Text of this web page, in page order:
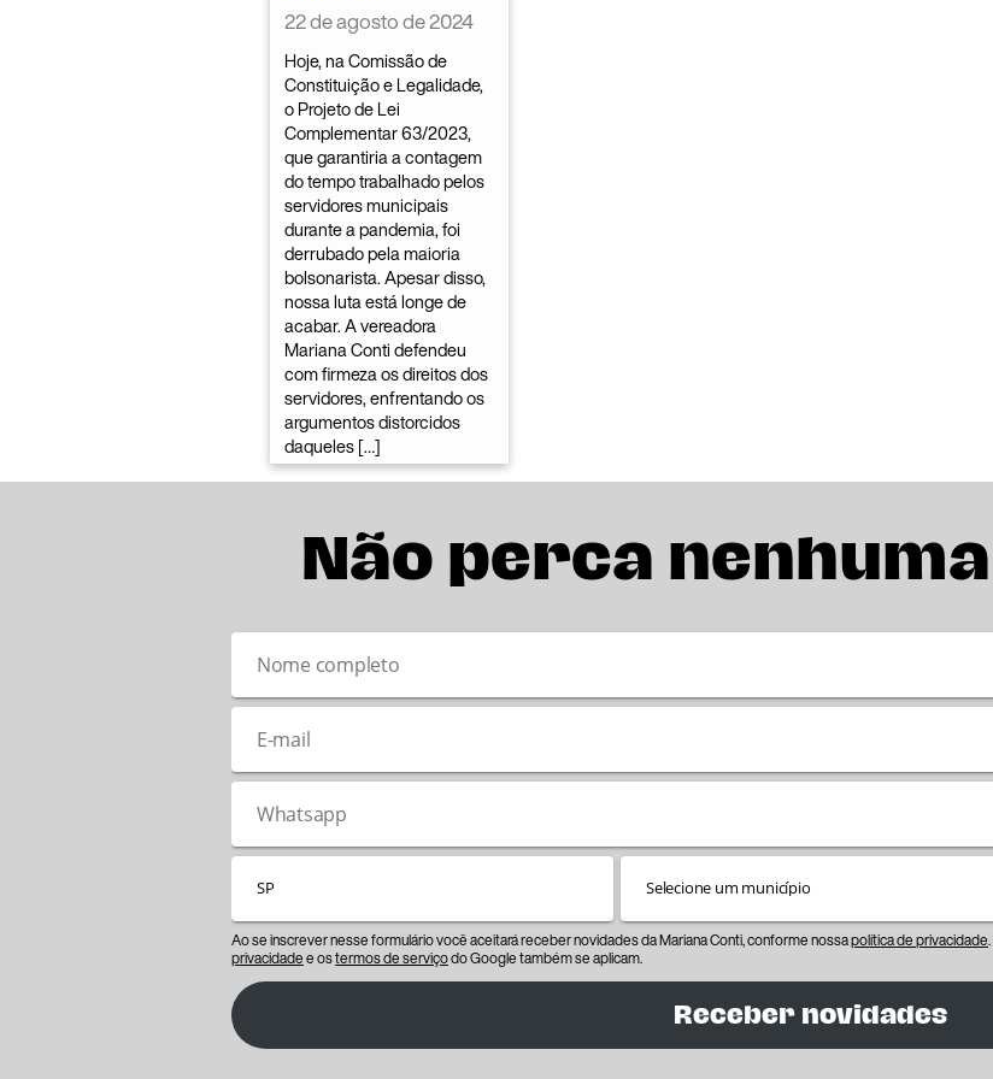
22 de agosto de 2024
Hoje, na Comissão de
Constituição e Legalidade,
o Projeto de Lei
Complementar 63/2023,
que garantiria a contagem
do tempo trabalhado pelos
servidores municipais
durante a pandemia, foi
derrubado pela maioria
bolsonarista. Apesar disso,
nossa luta está longe de
acabar. A vereadora
Mariana Conti defendeu
com firmeza os direitos dos
servidores, enfrentando os
argumentos distorcidos
daqueles […]
Não perca
Ao se inscrever nesse formulário você aceitará receber novidades da Mariana Conti, conforme nossapolítica de privacidade
privacidadee ostermos de serviçodo Google também se aplicam.
Receber novidades